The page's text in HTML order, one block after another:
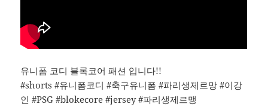
유니폼 코디 블록코어 패션 입니다!!
#shorts #유니폼코디 #축구유니폼 #파리생제르망 #이강
인 #PSG #blokecore #jersey #파리생제르맹